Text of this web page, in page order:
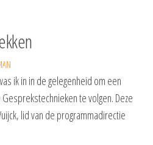
ik in in de gelegenheid om een
te volgen. Deze
lid van de programmadirectie